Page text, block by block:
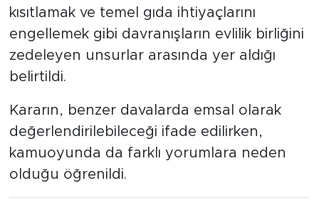
kısıtlamak ve temel gıda ihtiyaçlarını
engellemek gibi davranışların evlilik birliğini
zedeleyen unsurlar arasında yer aldığı
belirtildi.
Kararın, benzer davalarda emsal olarak
değerlendirilebileceği ifade edilirken,
kamuoyunda da farklı yorumlara neden
olduğu öğrenildi.